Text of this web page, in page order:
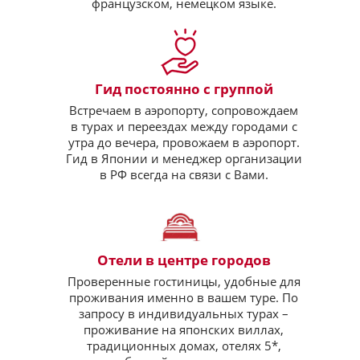
французском, немецком языке.
Гид постоянно с группой
Встречаем в аэропорту, сопровождаем
в турах и переездах между городами с
утра до вечера, провожаем в аэропорт.
Гид в Японии и менеджер организации
в РФ всегда на связи с Вами.
Отели в центре городов
Проверенные гостиницы, удобные для
проживания именно в вашем туре. По
запросу в индивидуальных турах –
проживание на японских виллах,
традиционных домах, отелях 5*,